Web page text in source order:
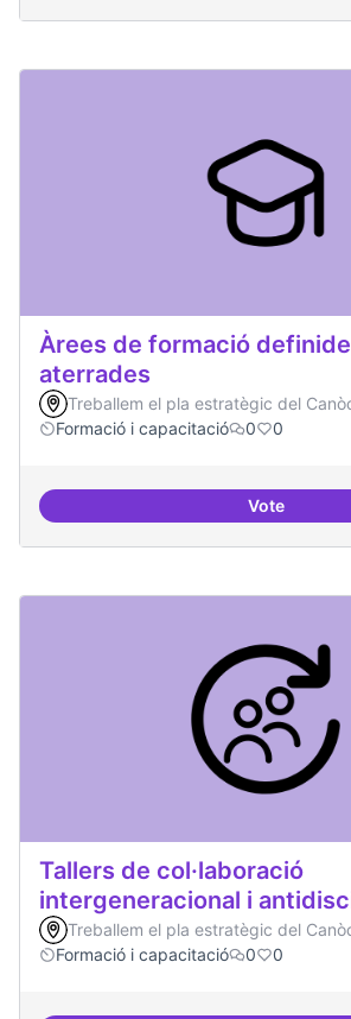
Àrees de formació
aterrades
Treballem el pla estratègic del
Formació i capacitació
0 0
VoteÀrees de
Tallers de col·laboració
intergeneracional i
Treballem el pla estratègic del
Formació i capacitació
0 0